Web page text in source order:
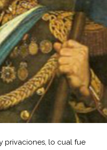
privaciones, lo cual fue